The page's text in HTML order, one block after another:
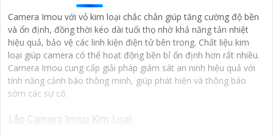
Camera Imou với vỏ kim loại chắc chắn giúp tăng cường độ bền
và ổn định, đồng thời kéo dài tuổi thọ nhờ khả năng tản nhiệt
hiệu quả, bảo vệ các linh kiện điện tử bên trong. Chất liệu kim
loại giúp camera có thể hoạt động bền bỉ ổn định hơn rất nhiều.
Camera Imou cung cấp giải pháp giám sát an ninh hiệu quả với
tính năng cảnh báo thông minh, giúp phát hiện và thông báo
sớm các sự cố.
Lắp Camera Imou Kim Loại: